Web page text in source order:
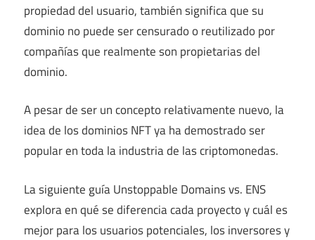
propiedad del usuario, también significa que su
dominio no puede ser censurado o reutilizado por
compañías que realmente son propietarias del
dominio.
A pesar de ser un concepto relativamente nuevo, la
idea de los dominios NFT ya ha demostrado ser
popular en toda la industria de las criptomonedas.
La siguiente guía Unstoppable Domains vs. ENS
explora en qué se diferencia cada proyecto y cuál es
mejor para los usuarios potenciales, los inversores y